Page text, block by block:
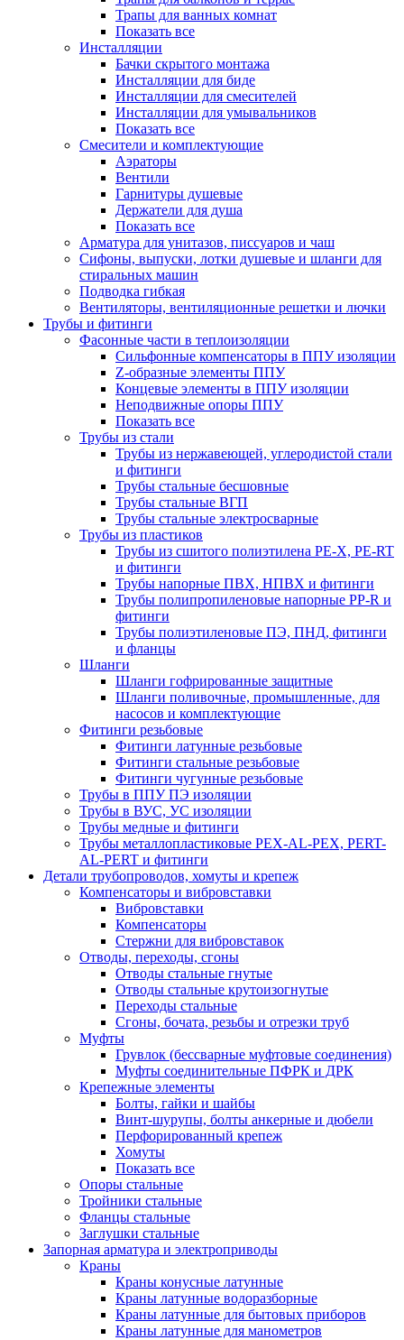
Трапы для ванных комнат
Показать все
Инсталляции
Бачки скрытого монтажа
Инсталляции для биде
Инсталляции для смесителей
Инсталляции для умывальников
Показать все
Смесители и комплектующие
Аэраторы
Вентили
Гарнитуры душевые
Держатели для душа
Показать все
Арматура для унитазов, писсуаров и чаш
Сифоны, выпуски, лотки душевые и шланги для
стиральных машин
Подводка гибкая
Вентиляторы, вентиляционные решетки и лючки
Трубы и фитинги
Фасонные части в теплоизоляции
Cильфонные компенсаторы в ППУ изоляции
Z-образные элементы ППУ
Концевые элементы в ППУ изоляции
Неподвижные опоры ППУ
Показать все
Трубы из стали
Трубы из нержавеющей, углеродистой стали
и фитинги
Трубы стальные бесшовные
Трубы стальные ВГП
Трубы стальные электросварные
Трубы из пластиков
Трубы из сшитого полиэтилена PE-X, PE-RT
и фитинги
Трубы напорные ПВХ, НПВХ и фитинги
Трубы полипропиленовые напорные PP-R и
фитинги
Трубы полиэтиленовые ПЭ, ПНД, фитинги
и фланцы
Шланги
Шланги гофрированные защитные
Шланги поливочные, промышленные, для
насосов и комплектующие
Фитинги резьбовые
Фитинги латунные резьбовые
Фитинги стальные резьбовые
Фитинги чугунные резьбовые
Трубы в ППУ ПЭ изоляции
Трубы в ВУС, УС изоляции
Трубы медные и фитинги
Трубы металлопластиковые PEX-AL-PEX, PERT-
AL-PERT и фитинги
Детали трубопроводов, хомуты и крепеж
Компенсаторы и вибровставки
Вибровставки
Компенсаторы
Стержни для вибровставок
Отводы, переходы, сгоны
Отводы стальные гнутые
Отводы стальные крутоизогнутые
Переходы стальные
Сгоны, бочата, резьбы и отрезки труб
Муфты
Грувлок (бессварные муфтовые соединения)
Муфты соединительные ПФРК и ДРК
Крепежные элементы
Болты, гайки и шайбы
Винт-шурупы, болты анкерные и дюбели
Перфорированный крепеж
Хомуты
Показать все
Опоры стальные
Тройники стальные
Фланцы стальные
Заглушки стальные
Запорная арматура и электроприводы
Краны
Краны конусные латунные
Краны латунные водоразборные
Краны латунные для бытовых приборов
Краны латунные для манометров